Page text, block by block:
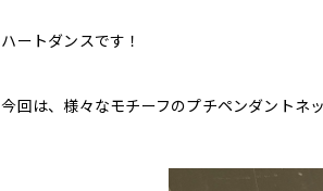
ハートダンスです！
今回は、様々なモチーフのプチペンダントネ